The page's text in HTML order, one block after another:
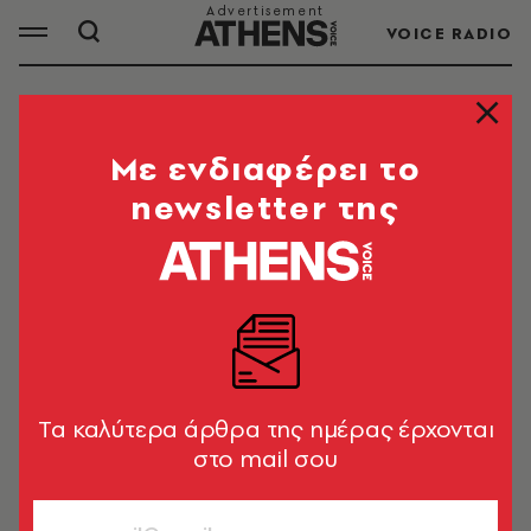
VOICE RADIO
ΚΑΤΗΓΟΡΟΥΜΕΝΟΙ
ΟΛΑ ΤΑ ΑΡΘΡΑ ΤΟΥ TAG
ΕΛΛΑΔΑ
εισαγγελέα η 46χρονη - Έφτασε
στην Ελλάδα το βράδυ της Πέμπτης
Mε ενδιαφέρει το
newsletter της
Tα καλύτερα άρθρα της ημέρας έρχονται
στο mail σου